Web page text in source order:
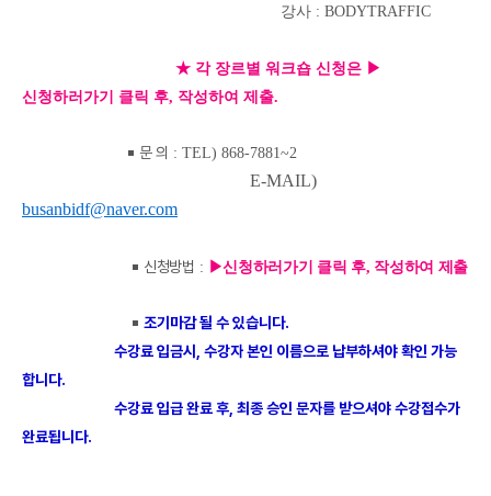
강사 : BODYTRAFFIC
★ 각 장르별 워크숍 신청은 ▶
신청하러가기 클릭 후, 작성하여 제출.
￭ 문 의 : TEL) 868-7881~2
E-MAIL)
busanbidf@naver.com
￭ 신청방법 : ▶신청하러가기 클릭 후, 작성하여 제출
￭ 조기마감 될 수 있습니다.
수강료 입금시, 수강자 본인 이름으로 납부하셔야 확인 가능
합니다.
수강료 입급 완료 후, 최종 승인 문자를 받으셔야 수강접수가
완료됩니다.